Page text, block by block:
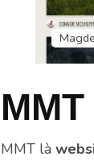
MMT
MMT là